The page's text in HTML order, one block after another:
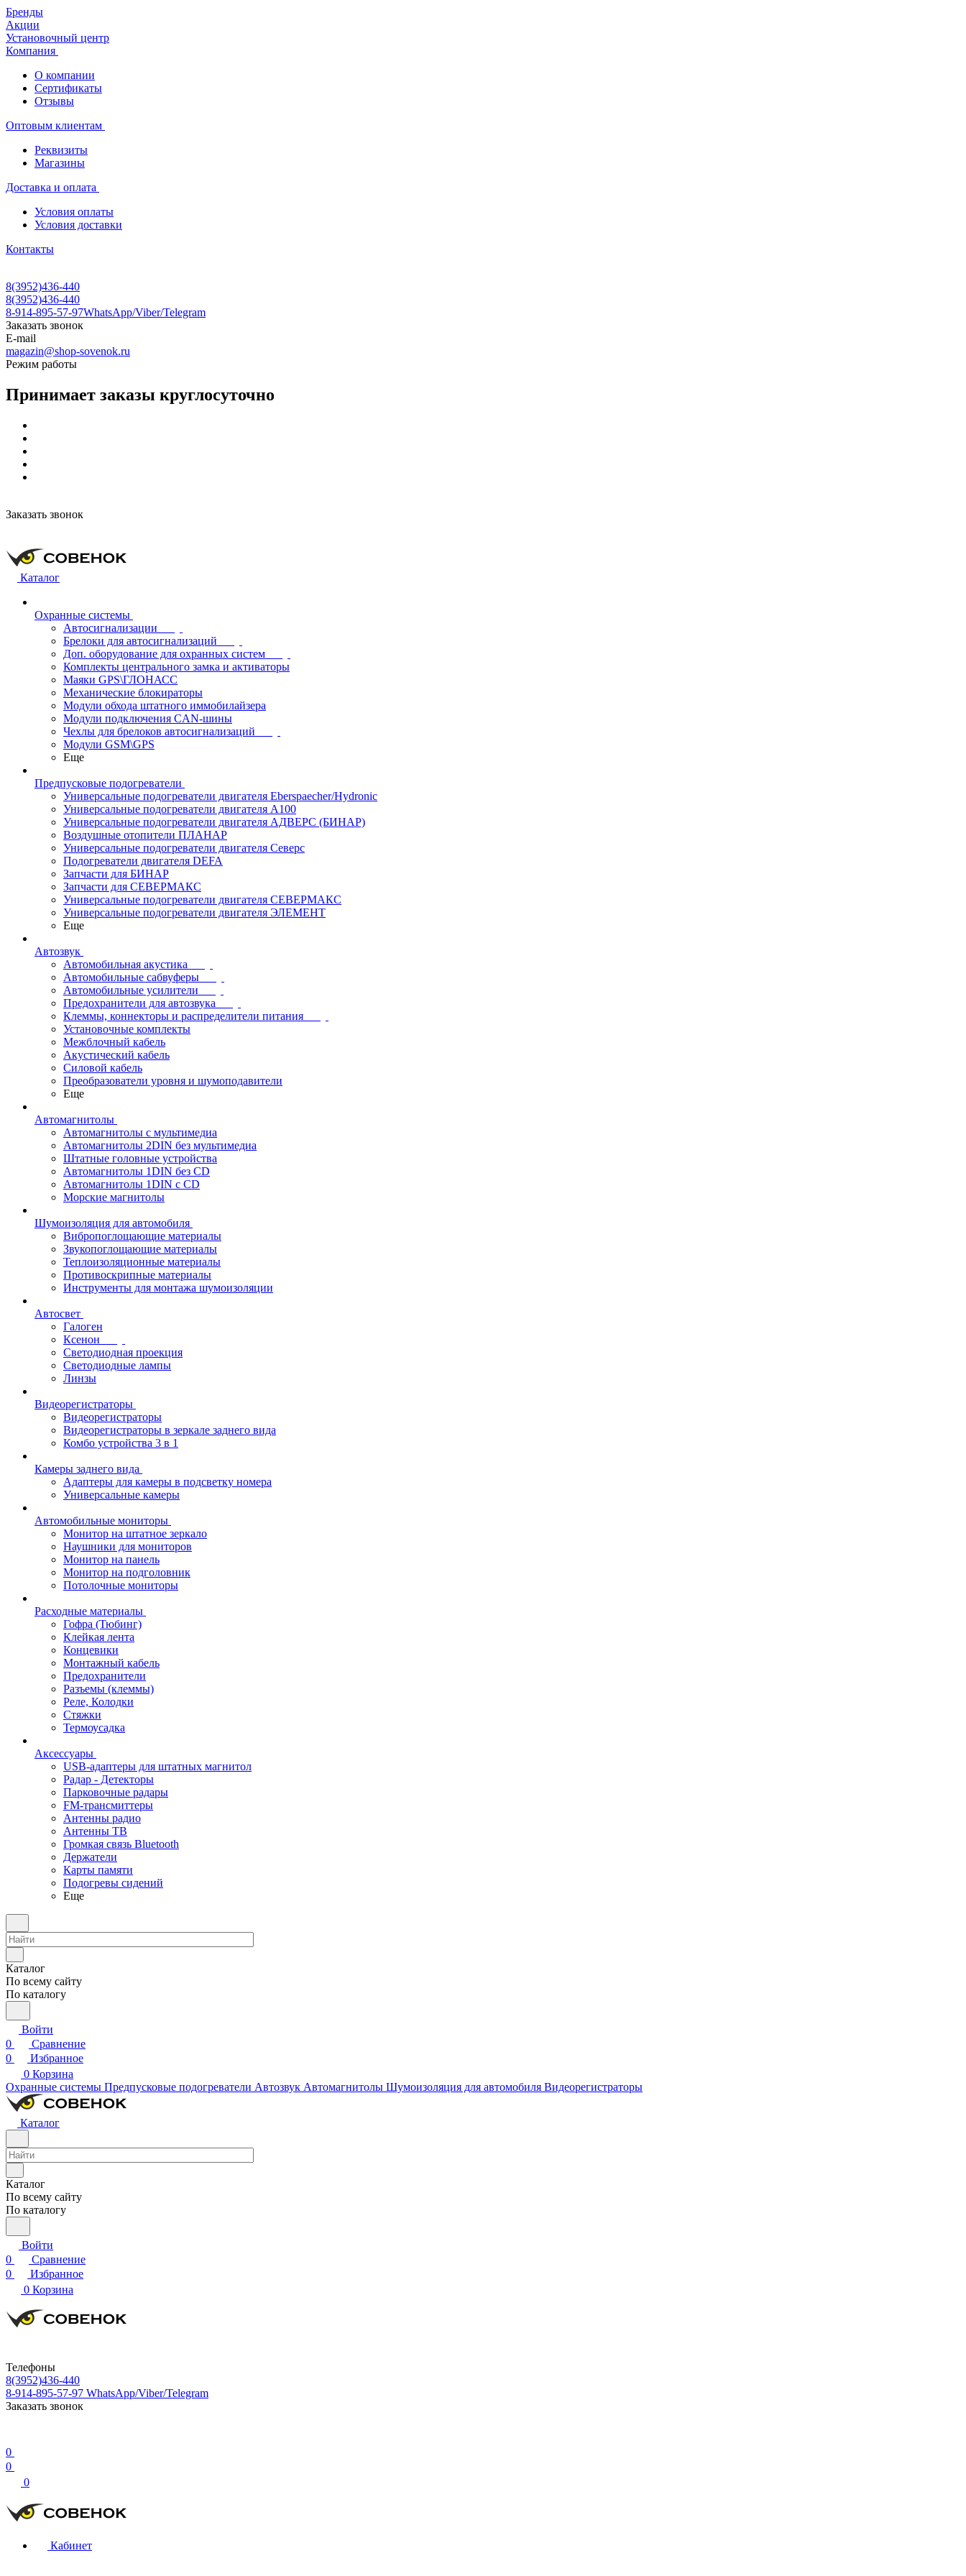
Бренды
Акции
Установочный центр
Компания
О компании
Сертификаты
Отзывы
Оптовым клиентам
Реквизиты
Магазины
Доставка и оплата
Условия оплаты
Условия доставки
Контакты
8(3952)436-440
8(3952)436-440
8-914-895-57-97WhatsApp/Viber/Telegram
Заказать звонок
E-mail
magazin@shop-sovenok.ru
Режим работы
Принимает заказы круглосуточно
Заказать звонок
Каталог
Охранные системы
Автосигнализации
Брелоки для автосигнализаций
Доп. оборудование для охранных систем
Комплекты центрального замка и активаторы
Маяки GPS\ГЛОНАСС
Механические блокираторы
Модули обхода штатного иммобилайзера
Модули подключения CAN-шины
Чехлы для брелоков автосигнализаций
Модули GSM\GPS
Еще
Предпусковые подогреватели
Универсальные подогреватели двигателя Eberspaecher/Hydronic
Универсальные подогреватели двигателя A100
Универсальные подогреватели двигателя АДВЕРС (БИНАР)
Воздушные отопители ПЛАНАР
Универсальные подогреватели двигателя Северс
Подогреватели двигателя DEFA
Запчасти для БИНАР
Запчасти для СЕВЕРМАКС
Универсальные подогреватели двигателя СЕВЕРМАКС
Универсальные подогреватели двигателя ЭЛЕМЕНТ
Еще
Автозвук
Автомобильная акустика
Автомобильные сабвуферы
Автомобильные усилители
Предохранители для автозвука
Клеммы, коннекторы и распределители питания
Установочные комплекты
Межблочный кабель
Акустический кабель
Силовой кабель
Преобразователи уровня и шумоподавители
Еще
Автомагнитолы
Автомагнитолы с мультимедиа
Автомагнитолы 2DIN без мультимедиа
Штатные головные устройства
Автомагнитолы 1DIN без CD
Автомагнитолы 1DIN с CD
Морские магнитолы
Шумоизоляция для автомобиля
Вибропоглощающие материалы
Звукопоглощающие материалы
Теплоизоляционные материалы
Противоскрипные материалы
Инструменты для монтажа шумоизоляции
Автосвет
Галоген
Ксенон
Светодиодная проекция
Светодиодные лампы
Линзы
Видеорегистраторы
Видеорегистраторы
Видеорегистраторы в зеркале заднего вида
Комбо устройства 3 в 1
Камеры заднего вида
Адаптеры для камеры в подсветку номера
Универсальные камеры
Автомобильные мониторы
Монитор на штатное зеркало
Наушники для мониторов
Монитор на панель
Монитор на подголовник
Потолочные мониторы
Расходные материалы
Гофра (Тюбинг)
Клейкая лента
Концевики
Монтажный кабель
Предохранители
Разъемы (клеммы)
Реле, Колодки
Стяжки
Термоусадка
Аксессуары
USB-адаптеры для штатных магнитол
Радар - Детекторы
Парковочные радары
FM-трансмиттеры
Антенны радио
Антенны ТВ
Громкая связь Bluetooth
Держатели
Карты памяти
Подогревы сидений
Еще
Каталог
По всему сайту
По каталогу
Войти
0
Сравнение
0
Избранное
0 Корзина
Охранные системы Предпусковые подогреватели Автозвук Автомагнитолы Шумоизоляция для автомобиля Видеорегистраторы
Каталог
Каталог
По всему сайту
По каталогу
Войти
0
Сравнение
0
Избранное
0 Корзина
Телефоны
8(3952)436-440
8-914-895-57-97 WhatsApp/Viber/Telegram
Заказать звонок
0
0
0
Кабинет